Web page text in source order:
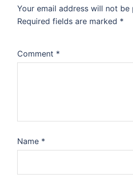
Your email address will not be
Required fields are marked *
Comment *
Name *